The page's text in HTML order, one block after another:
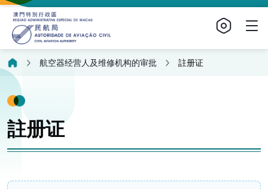
航空器经营人及维修机构的审批 註册证
註册证